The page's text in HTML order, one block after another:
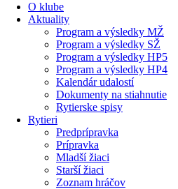
O klube
Aktuality
Program a výsledky MŽ
Program a výsledky SŽ
Program a výsledky HP5
Program a výsledky HP4
Kalendár udalostí
Dokumenty na stiahnutie
Rytierske spisy
Rytieri
Predprípravka
Prípravka
Mladší žiaci
Starší žiaci
Zoznam hráčov